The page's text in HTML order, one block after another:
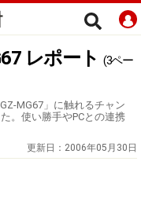
レポート (3ペー
MG67」に触れるチャン
。使い勝手やPCとの連携
更新日： 2006年05月30日